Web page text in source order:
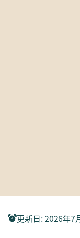
更新日:2026年7